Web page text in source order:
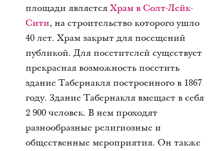
площади является Храм в Солт-Лейк-
Сити, на строительство которого ушло
40 лет. Храм закрыт для посещений
публикой. Для посетителей существует
прекрасная возможность посетить
здание Табернакля построенного в 1867
году. Здание Табернакля вмещает в себя
2 900 человек. В нем проходят
разнообразные религиозные и
общественные мероприятия. Он также